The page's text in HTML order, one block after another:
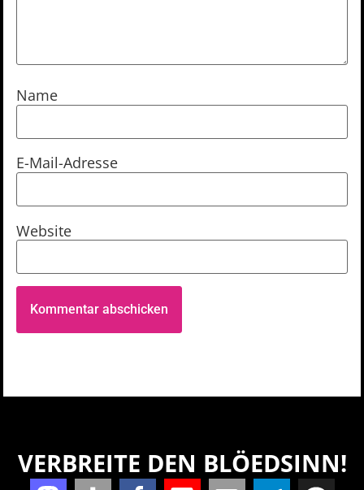
Name
E-Mail-Adresse
Website
VERBREITE DEN BLÖEDSINN!